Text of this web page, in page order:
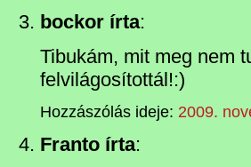
bockor írta:
Tibukám, mit meg nem
felvilágosítottál!:)
Hozzászólás ideje: 2009.
Franto írta: